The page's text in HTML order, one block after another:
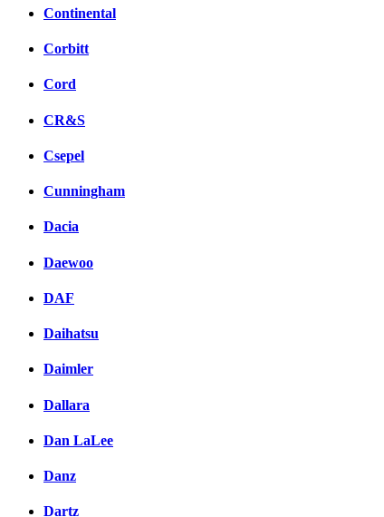
Continental
Corbitt
Cord
CR&S
Csepel
Cunningham
Dacia
Daewoo
DAF
Daihatsu
Daimler
Dallara
Dan LaLee
Danz
Dartz